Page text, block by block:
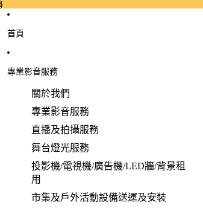
首頁
專業影音服務
關於我們
專業影音服務
直播及拍攝服務
舞台燈光服務
投影機/電視機/廣告機/LED牆/背景租
用
市集及戶外活動設備送運及安裝